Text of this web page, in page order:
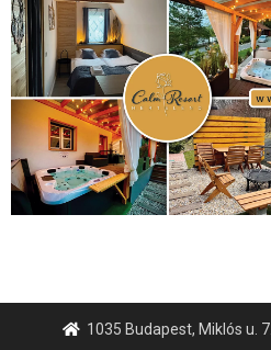
1035 Budapest, Miklós u. 7.